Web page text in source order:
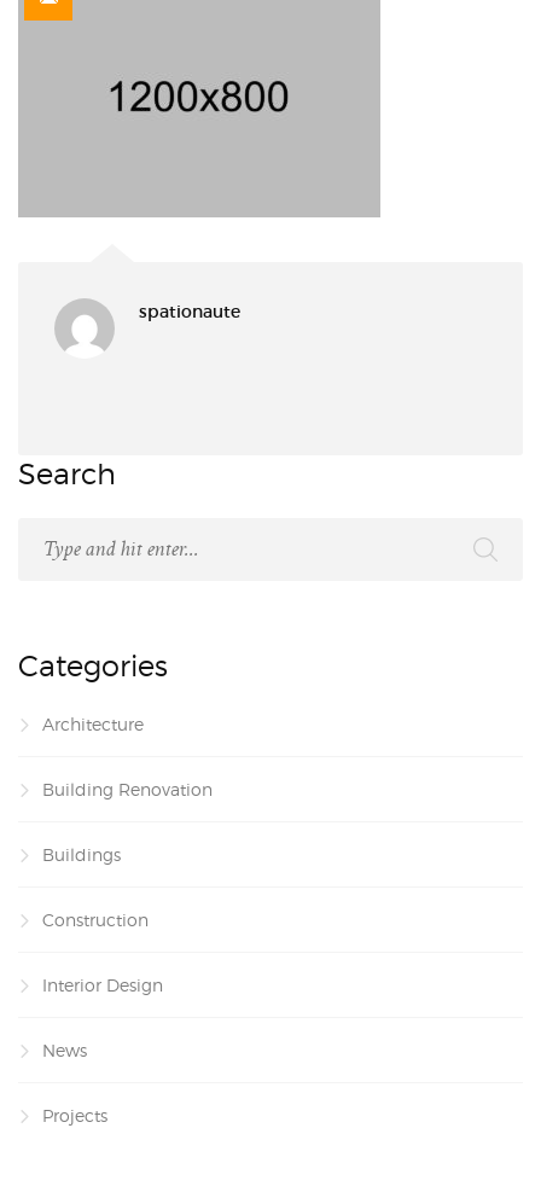
spationaute
Search
Categories
Architecture
Building Renovation
Buildings
Construction
Interior Design
News
Projects